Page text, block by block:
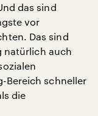
das sind
vor
Das sind
natürlich auch
Bereich schneller
die